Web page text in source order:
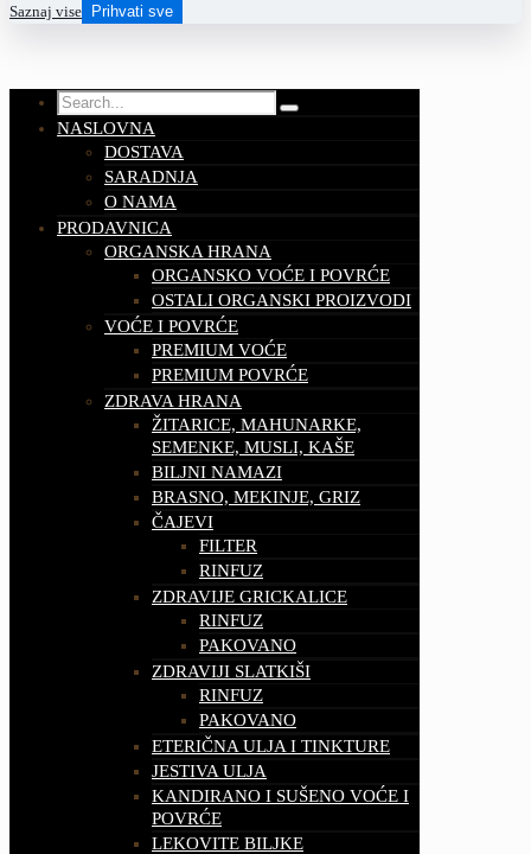
Saznaj vise
Prihvati sve
NASLOVNA
DOSTAVA
SARADNJA
O NAMA
PRODAVNICA
ORGANSKA HRANA
ORGANSKO VOĆE I POVRĆE
OSTALI ORGANSKI PROIZVODI
VOĆE I POVRĆE
PREMIUM VOĆE
PREMIUM POVRĆE
ZDRAVA HRANA
ŽITARICE, MAHUNARKE,
SEMENKE, MUSLI, KAŠE
BILJNI NAMAZI
BRASNO, MEKINJE, GRIZ
ČAJEVI
FILTER
RINFUZ
ZDRAVIJE GRICKALICE
RINFUZ
PAKOVANO
ZDRAVIJI SLATKIŠI
RINFUZ
PAKOVANO
ETERIČNA ULJA I TINKTURE
JESTIVA ULJA
KANDIRANO I SUŠENO VOĆE I
POVRĆE
LEKOVITE BILJKE